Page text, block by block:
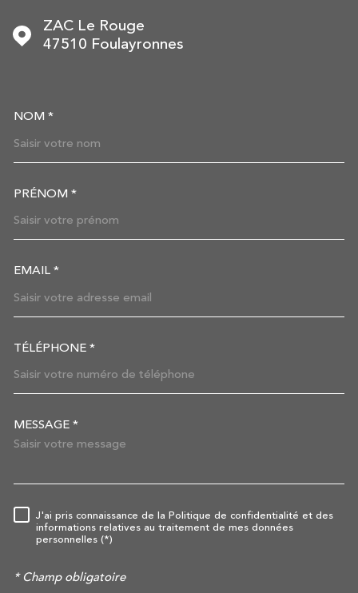
ZAC Le Rouge
47510
Foulayronnes
NOM *
PRÉNOM *
EMAIL *
TÉLÉPHONE *
MESSAGE *
RÈGLEMENTATION
J'ai pris connaissance de la Politique de confidentialité et des
informations relatives au traitement de mes données
personnelles (*)
* Champ obligatoire